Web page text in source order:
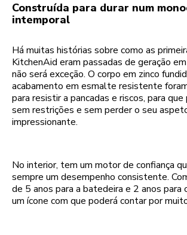
Construída para durar num
intemporal
Há muitas histórias sobre como as
KitchenAid eram passadas de geração
não será exceção. O corpo em zinco
acabamento em esmalte resistente
para resistir a pancadas e riscos, para
sem restrições e sem perder o seu
impressionante.
No interior, tem um motor de confiança
sempre um desempenho consistente.
de 5 anos para a batedeira e 2 anos para
um ícone com que poderá contar por